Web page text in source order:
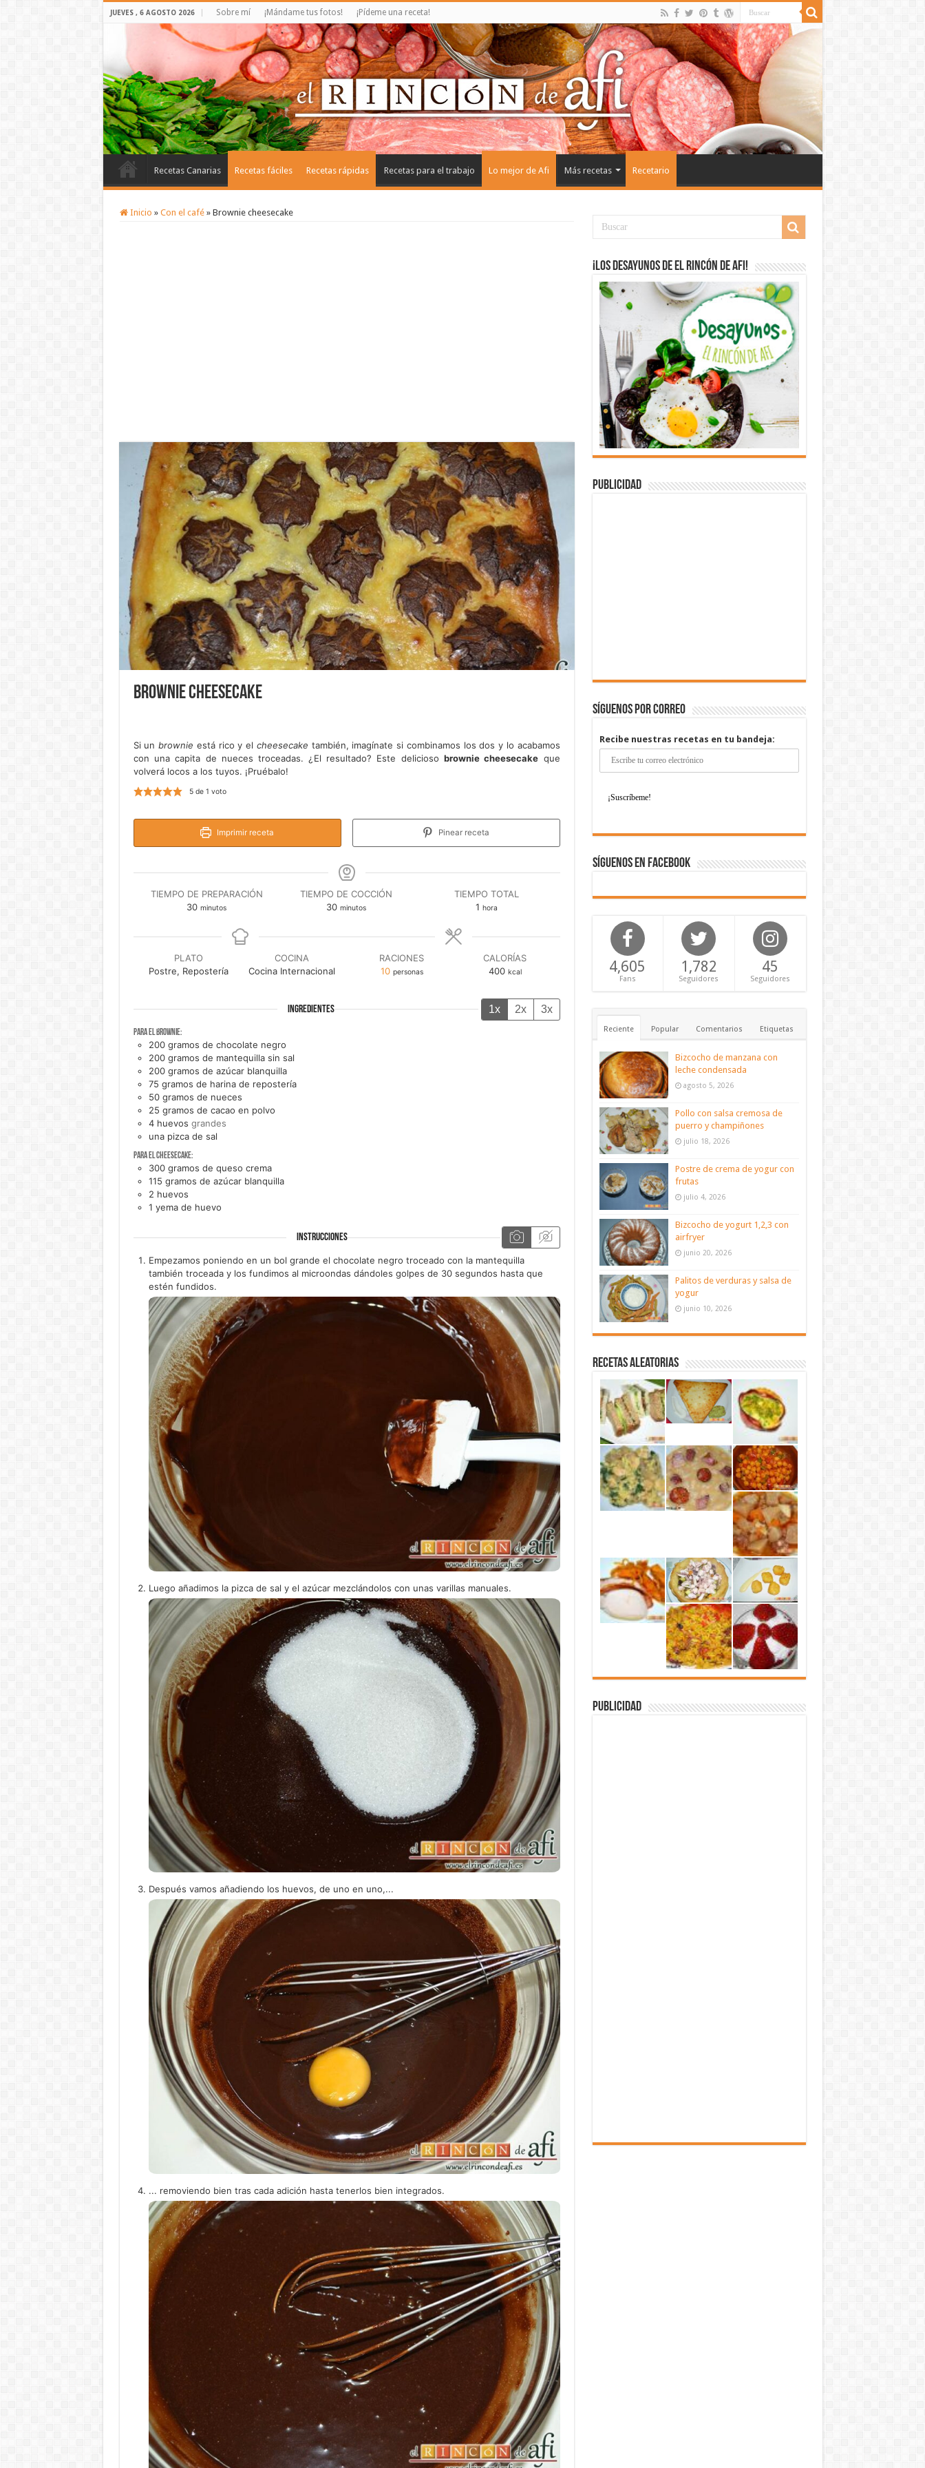
JUEVES , 6 AGOSTO 2026 Sobre mí ¡Mándame tus fotos! ¡Pídeme una receta!
Recetas Canarias Recetas fáciles Recetas rápidas Recetas para el trabajo Lo mejor de Afi Más recetas Recetario
Inicio » Con el café » Brownie cheesecake
Brownie cheesecake
Si un brownie está rico y el cheesecake también, imagínate si combinamos los dos y lo acabamos
con una capita de nueces troceadas. ¿El resultado? Este delicioso brownie cheesecake que
volverá locos a los tuyos. ¡Pruébalo!
5de 1 voto
Imprimir receta Pinear receta
TIEMPO DE PREPARACIÓN
30minutos
minutos
TIEMPO DE COCCIÓN
30minutos
minutos
TIEMPO TOTAL
1hora
hora
PLATO
Postre, Repostería
COCINA
Cocina Internacional
RACIONES
10 personas
CALORÍAS
400 kcal
INGREDIENTES 1x 2x 3x
Para el brownie:
200 gramos de chocolate negro
200 gramos de mantequilla sin sal
200 gramos de azúcar blanquilla
75 gramos de harina de repostería
50 gramos de nueces
25 gramos de cacao en polvo
4 huevos grandes
una pizca de sal
Para el cheesecake:
300 gramos de queso crema
115 gramos de azúcar blanquilla
2 huevos
1 yema de huevo
INSTRUCCIONES
Empezamos poniendo en un bol grande el chocolate negro troceado con la mantequilla
también troceada y los fundimos al microondas dándoles golpes de 30 segundos hasta que
estén fundidos.
Luego añadimos la pizca de sal y el azúcar mezclándolos con unas varillas manuales.
Después vamos añadiendo los huevos, de uno en uno,...
... removiendo bien tras cada adición hasta tenerlos bien integrados.
¡Los desayunos de El Rincón de Afi!
Publicidad
Síguenos por correo
Recibe nuestras recetas en tu bandeja:
Síguenos en Facebook
4,605
Fans
1,782
Seguidores
45
Seguidores
Reciente Popular Comentarios Etiquetas
Bizcocho de manzana con
leche condensada
agosto 5, 2026
Pollo con salsa cremosa de
puerro y champiñones
julio 18, 2026
Postre de crema de yogur con
frutas
julio 4, 2026
Bizcocho de yogurt 1,2,3 con
airfryer
junio 20, 2026
Palitos de verduras y salsa de
yogur
junio 10, 2026
Recetas aleatorias
Publicidad